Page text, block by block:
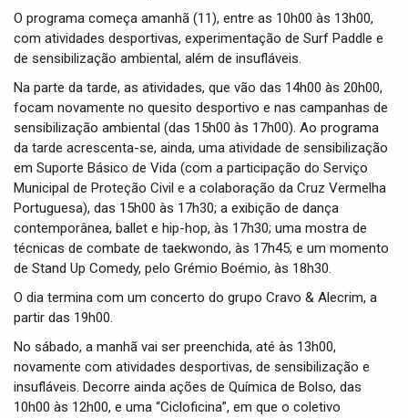
O programa começa amanhã (11), entre as 10h00 às 13h00,
com atividades desportivas, experimentação de Surf Paddle e
de sensibilização ambiental, além de insufláveis.
Na parte da tarde, as atividades, que vão das 14h00 às 20h00,
focam novamente no quesito desportivo e nas campanhas de
sensibilização ambiental (das 15h00 às 17h00). Ao programa
da tarde acrescenta-se, ainda, uma atividade de sensibilização
em Suporte Básico de Vida (com a participação do Serviço
Municipal de Proteção Civil e a colaboração da Cruz Vermelha
Portuguesa), das 15h00 às 17h30; a exibição de dança
contemporânea, ballet e hip-hop, às 17h30; uma mostra de
técnicas de combate de taekwondo, às 17h45; e um momento
de Stand Up Comedy, pelo Grémio Boémio, às 18h30.
O dia termina com um concerto do grupo Cravo & Alecrim, a
partir das 19h00.
No sábado, a manhã vai ser preenchida, até às 13h00,
novamente com atividades desportivas, de sensibilização e
insufláveis. Decorre ainda ações de Química de Bolso, das
10h00 às 12h00, e uma “Cicloficina”, em que o coletivo